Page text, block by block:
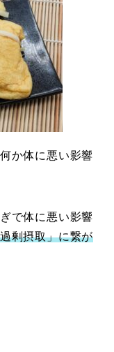
か体に悪い影響
で体に悪い影響
剰摂取」に繋が